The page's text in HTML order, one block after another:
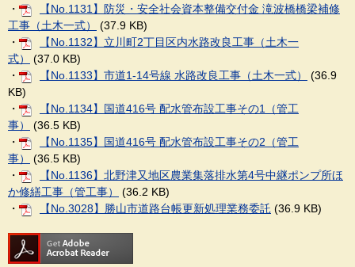
・
【No.1131】防災・安全社会資本整備交付金 滝波橋橋梁補修
工事（土木一式）
(37.9 KB)
・
【No.1132】立川町2丁目区内水路改良工事（土木一
式）
(37.0 KB)
・
【No.1133】市道1-14号線 水路改良工事（土木一式）
(36.9
KB)
・
【No.1134】国道416号 配水管布設工事その1（管工
事）
(36.5 KB)
・
【No.1135】国道416号 配水管布設工事その2（管工
事）
(36.5 KB)
・
【No.1136】北野津又地区農業集落排水第4号中継ポンプ所ほ
か修繕工事（管工事）
(36.2 KB)
・
【No.3028】勝山市道路台帳更新処理業務委託 (36.9 KB)